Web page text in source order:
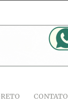
CONTATO